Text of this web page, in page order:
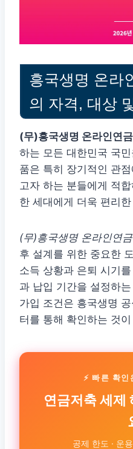
흥국생명 온라
의 자격, 대상
(무)흥국생명 온라인연
하는 모든 대한민국 국
품은 특히 장기적인 관
고자 하는 분들에게 적
한 세대에게 더욱 편리
(무)흥국생명 온라인연
후 설계를 위한 중요한
소득 상황과 은퇴 시기
과 납입 기간을 설정하
가입 조건은 흥국생명
터를 통해 확인하는 것
⚡ 빠른 확인
연금저축 세제
공제 한도 · 운